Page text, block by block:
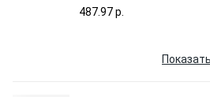
487.97 p.